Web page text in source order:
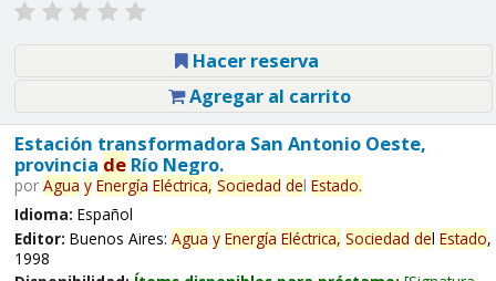
Hacer reserva
Agregar al carrito
Estación transformadora San Antonio Oeste,
provincia deRío Negro.
por Agua y Energía Eléctrica, Sociedad del Estado.
Idioma: Español
Editor: Buenos Aires: Agua y Energía Eléctrica, Sociedad del Estado,
1998